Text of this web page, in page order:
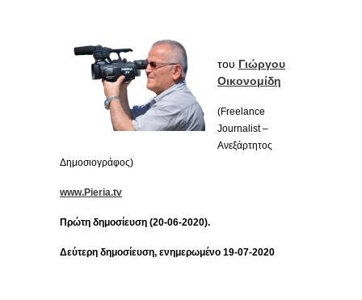
του Γιώργου
Οικονομίδη
(Freelance
Journalist –
Ανεξάρτητος
Δημοσιογράφος)
www.Pieria.tv
Πρώτη δημοσίευση (20-06-2020).
Δεύτερη δημοσίευση, ενημερωμένο 19-07-2020